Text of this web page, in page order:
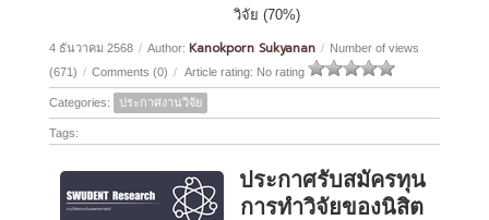
วิจัย (70%)
4 ธันวาคม 2568 / Author: Kanokporn Sukyanan / Number of views
(671) / Comments (0) / Article rating: No rating
Categories: ประกาศงานวิจัย
Tags:
ประกาศรับสมัครทุน
การทำวิจัยของนิสิต